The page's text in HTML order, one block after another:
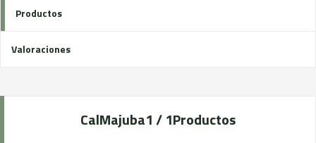
Productos
Valoraciones
CalMajuba1 / 1Productos